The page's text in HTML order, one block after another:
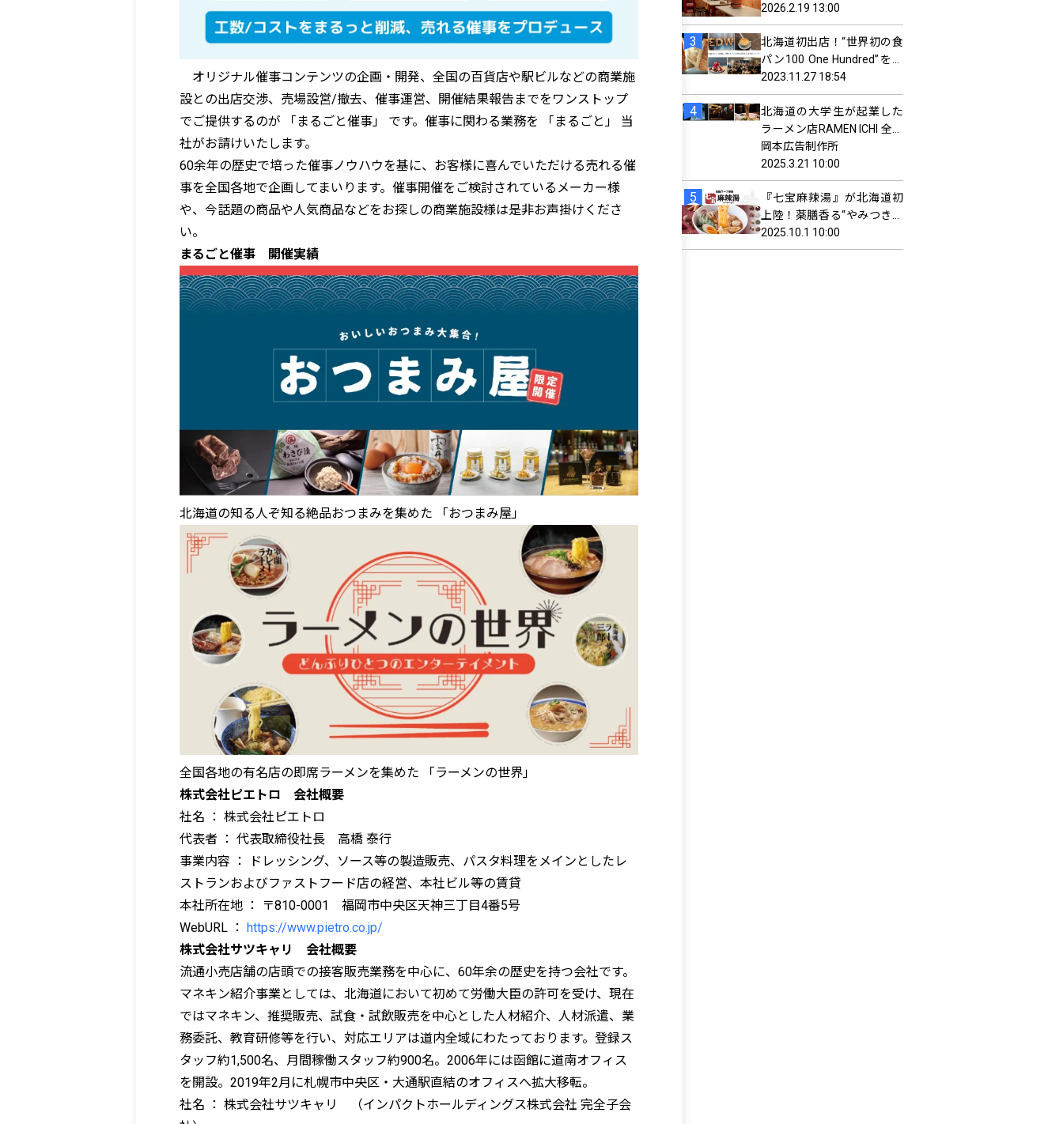
オリジナル催事コンテンツの企画・開発、全国の百貨店や駅ビルなどの商業施
設との出店交渉、売場設営/撤去、催事運営、開催結果報告までをワンストップ
でご提供するのが 「まるごと催事」 です。催事に関わる業務を 「まるごと」 当
社がお請けいたします。
60余年の歴史で培った催事ノウハウを基に、お客様に喜んでいただける売れる催
事を全国各地で企画してまいります。催事開催をご検討されているメーカー様
や、今話題の商品や人気商品などをお探しの商業施設様は是非お声掛けくださ
い。
まるごと催事 開催実績
北海道の知る人ぞ知る絶品おつまみを集めた 「おつまみ屋」
全国各地の有名店の即席ラーメンを集めた 「ラーメンの世界」
株式会社ピエトロ 会社概要
社名 ： 株式会社ピエトロ
代表者 ： 代表取締役社長 高橋 泰行
事業内容 ： ドレッシング、ソース等の製造販売、パスタ料理をメインとしたレ
ストランおよびファストフード店の経営、本社ビル等の賃貸
本社所在地 ： 〒810-0001 福岡市中央区天神三丁目4番5号
WebURL ： https://www.pietro.co.jp/
株式会社サツキャリ 会社概要
流通小売店舗の店頭での接客販売業務を中心に、60年余の歴史を持つ会社です。
マネキン紹介事業としては、北海道において初めて労働大臣の許可を受け、現在
ではマネキン、推奨販売、試食・試飲販売を中心とした人材紹介、人材派遣、業
務委託、教育研修等を行い、対応エリアは道内全域にわたっております。登録ス
タッフ約1,500名、月間稼働スタッフ約900名。2006年には函館に道南オフィス
を開設。2019年2月に札幌市中央区・大通駅直結のオフィスへ拡大移転。
社名 ： 株式会社サツキャリ （インパクトホールディングス株式会社 完全子会
ット」一頭買い。 ヒグマや
エゾシカ肉も食べられるジ
ンギスカン屋オープン。
2026.2.19 13:00
北海道初出店！“世界初の食
パン100 One Hundred”を提
供する 『Espresso D Works
／DRAセブン ココノ ススキ
ノ(札幌)』がオープン！
2023.11.27 18:54
北海道の大学生が起業した
ラーメン店RAMEN ICHI 全３
店舗で売上更新中
岡本広告制作所
2025.3.21 10:00
『七宝麻辣湯』が北海道初
上陸！薬膳香る“やみつき麻
辣湯”が10月31日(金)札幌・
すすきのに1号店オープン、
2025.10.1 10:00